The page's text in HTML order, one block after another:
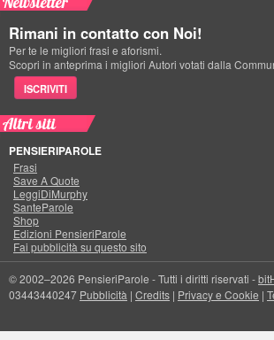
Rimani in contatto con Noi!
Per te le migliori frasi e aforismi.
Scopri in anteprima i migliori Autori votati dalla
ISCRIVITI
Altri siti
PENSIERIPAROLE
Frasi
Save A Quote
LeggiDiMurphy
SanteParole
Shop
Edizioni PensieriParole
Fai pubblicità su questo sito
© 2002–2026 PensieriParole - Tutti i diritti riservati -
03443440247 Pubblicità | Credits | Privacy e Cookie |